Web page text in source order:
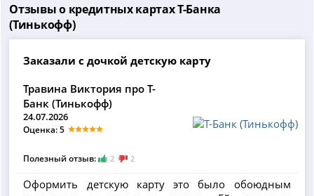
Отзывы о кредитных картах Т-Банка
(Тинькофф)
Заказали с дочкой детскую карту
Травина Виктория про Т-
Банк (Тинькофф)
24.07.2026
Оценка: 5
Полезный отзыв: 2 2
Оформить детскую карту это было обоюдным